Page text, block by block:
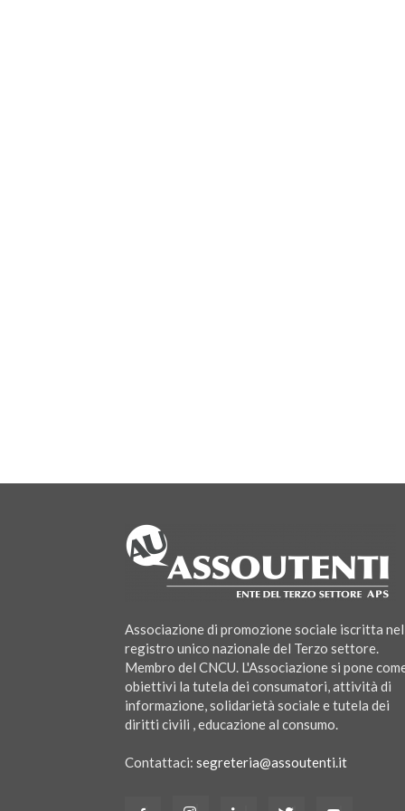
Associazione di promozione sociale iscritta nel
registro unico nazionale del Terzo settore.
Membro del CNCU. L'Associazione si pone
obiettivi la tutela dei consumatori, attività di
informazione, solidarietà sociale e tutela dei
diritti civili , educazione al consumo.
Contattaci: segreteria@assoutenti.it